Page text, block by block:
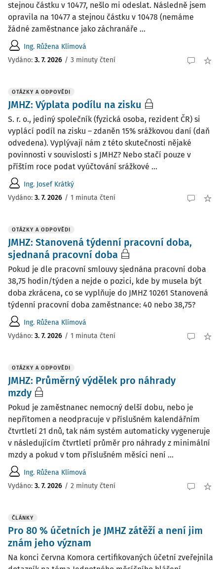
stejnou částku v 10477, nešlo mi odeslat. Následně jsem
opravila na 10477 a stejnou částku v 10478 (nemáme
žádné zaměstnance jako záchranáře ...
Ing. Růžena Klímová
Vydáno: 3. 7. 2026 / 3 minuty čtení
OTÁZKY A ODPOVĚDI
JMHZ: Výplata podílu na zisku
S. r. o., jediný společník (fyzická osoba, rezident ČR) si
vyplácí podíl na zisku – zdaněn 15% srážkovou daní (daň
odvedena). Vyplývají nám z této skutečnosti nějaké
povinnosti v souvislosti s JMHZ? Nebo stačí pouze v
příštím roce podat vyúčtování srážkové ...
Ing. Josef Krátký
Vydáno: 3. 7. 2026 / 1 minuta čtení
OTÁZKY A ODPOVĚDI
JMHZ: Stanovená týdenní pracovní doba,
sjednaná pracovní doba
Pokud je dle pracovní smlouvy sjednána pracovní doba
38,75 hodin/týden a nejde o pozici, kde by musela být
doba zkrácena, co se vyplňuje do JMHZ 10261 Stanovená
týdenní pracovní doba zaměstnance: 40 nebo 38,75?
Ing. Růžena Klímová
Vydáno: 3. 7. 2026 / 1 minuta čtení
OTÁZKY A ODPOVĚDI
JMHZ: Průměrný výdělek pro náhrady
mzdy
Pokud je zaměstnanec nemocný delší dobu, nebo je
nepřítomen a neodpracuje v příslušném kalendářním
čtvrtletí 21 dnů, tak nám systém automaticky vygeneruje
v následujícím čtvrtletí průměr pro náhrady z minimální
mzdy a pokud v tom příslušném měsíci není ...
Ing. Růžena Klímová
Vydáno: 3. 7. 2026 / 2 minuty čtení
ČLÁNKY
Pro 80 % účetních je JMHZ zátěží a není jim
znám jeho význam
Na konci června Komora certifikovaných účetní zveřejnila